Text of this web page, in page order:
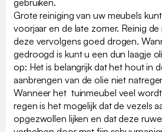
gebruiken.
Grote reiniging van uw meubels
voorjaar en de late zomer. Reinig
deze vervolgens goed drogen.
gedroogd is kunt u een dun laagje
op: Het is belangrijk dat het hout in
aanbrengen van de olie niet
Wanneer het tuinmeubel veel
regen is het mogelijk dat de vezels
opgezwollen lijken en dat deze